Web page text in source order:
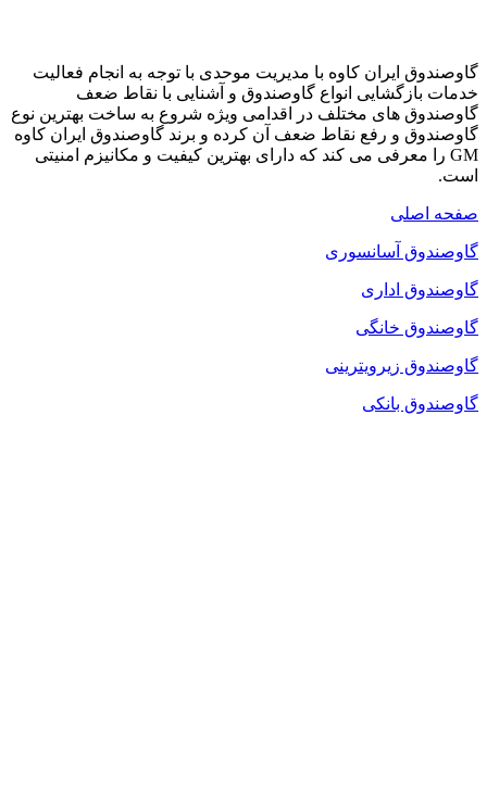
گاوصندوق ایران کاوه با مدیریت موحدی با توجه به انجام فعالیت
خدمات بازگشایی انواع گاوصندوق و آشنایی با نقاط ضعف
گاوصندوق های مختلف در اقدامی ویژه شروع به ساخت بهترین نوع
گاوصندوق و رفع نقاط ضعف آن کرده و برند گاوصندوق ایران کاوه
GM را معرفی می کند که دارای بهترین کیفیت و مکانیزم امنیتی
است.
صفحه اصلی
گاوصندوق آسانسوری
گاوصندوق اداری
گاوصندوق خانگی
گاوصندوق زیرویترینی
گاوصندوق بانکی